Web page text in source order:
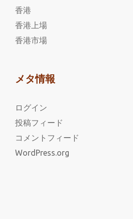
香港
香港上場
香港市場
メタ情報
ログイン
投稿フィード
コメントフィード
WordPress.org